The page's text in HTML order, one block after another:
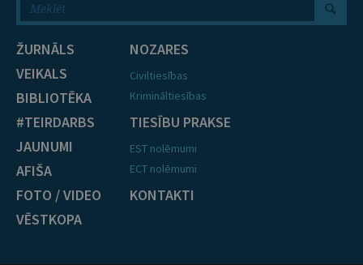
ŽURNĀLS
VEIKALS
BIBLIOTĒKA
#TEIRDARBS
JAUNUMI
AFIŠA
FOTO / VIDEO
VĒSTKOPA
NOZARES
Civiltiesības
Krimināltiesības
TIESĪBU PRAKSE
EST nolēmumi
ECT nolēmumi
KONTAKTI